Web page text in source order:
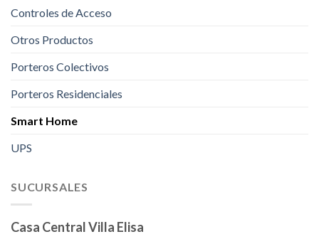
Controles de Acceso
Otros Productos
Porteros Colectivos
Porteros Residenciales
Smart Home
UPS
SUCURSALES
Casa Central Villa Elisa